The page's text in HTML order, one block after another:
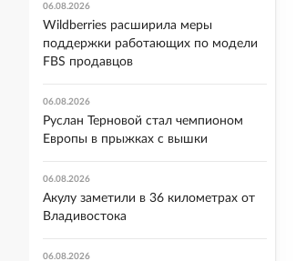
06.08.2026
Wildberries расширила меры
поддержки работающих по модели
FBS продавцов
06.08.2026
Руслан Терновой стал чемпионом
Европы в прыжках с вышки
06.08.2026
Акулу заметили в 36 километрах от
Владивостока
06.08.2026